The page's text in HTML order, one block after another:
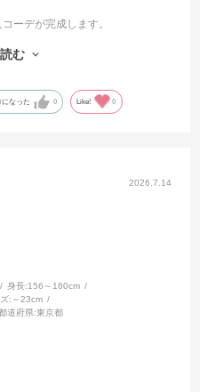
ーデが完成します。
む
になった 0 Like! 0
2026.7.14
身長:156～160cm
: ～23cm
道府県:東京都